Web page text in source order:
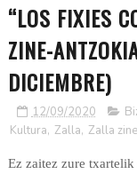
“LOS FIXIES
ZINE-
DICIEMBRE)
12/09/2020
Kultura, Zalla, Zalla
Ez zaitez zure txartelik